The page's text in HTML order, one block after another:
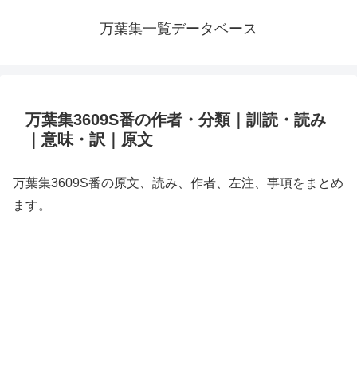
万葉集一覧データベース
万葉集3609S番の作者・分類｜訓読・読み
｜意味・訳｜原文
万葉集3609S番の原文、読み、作者、左注、事項をまとめ
ます。